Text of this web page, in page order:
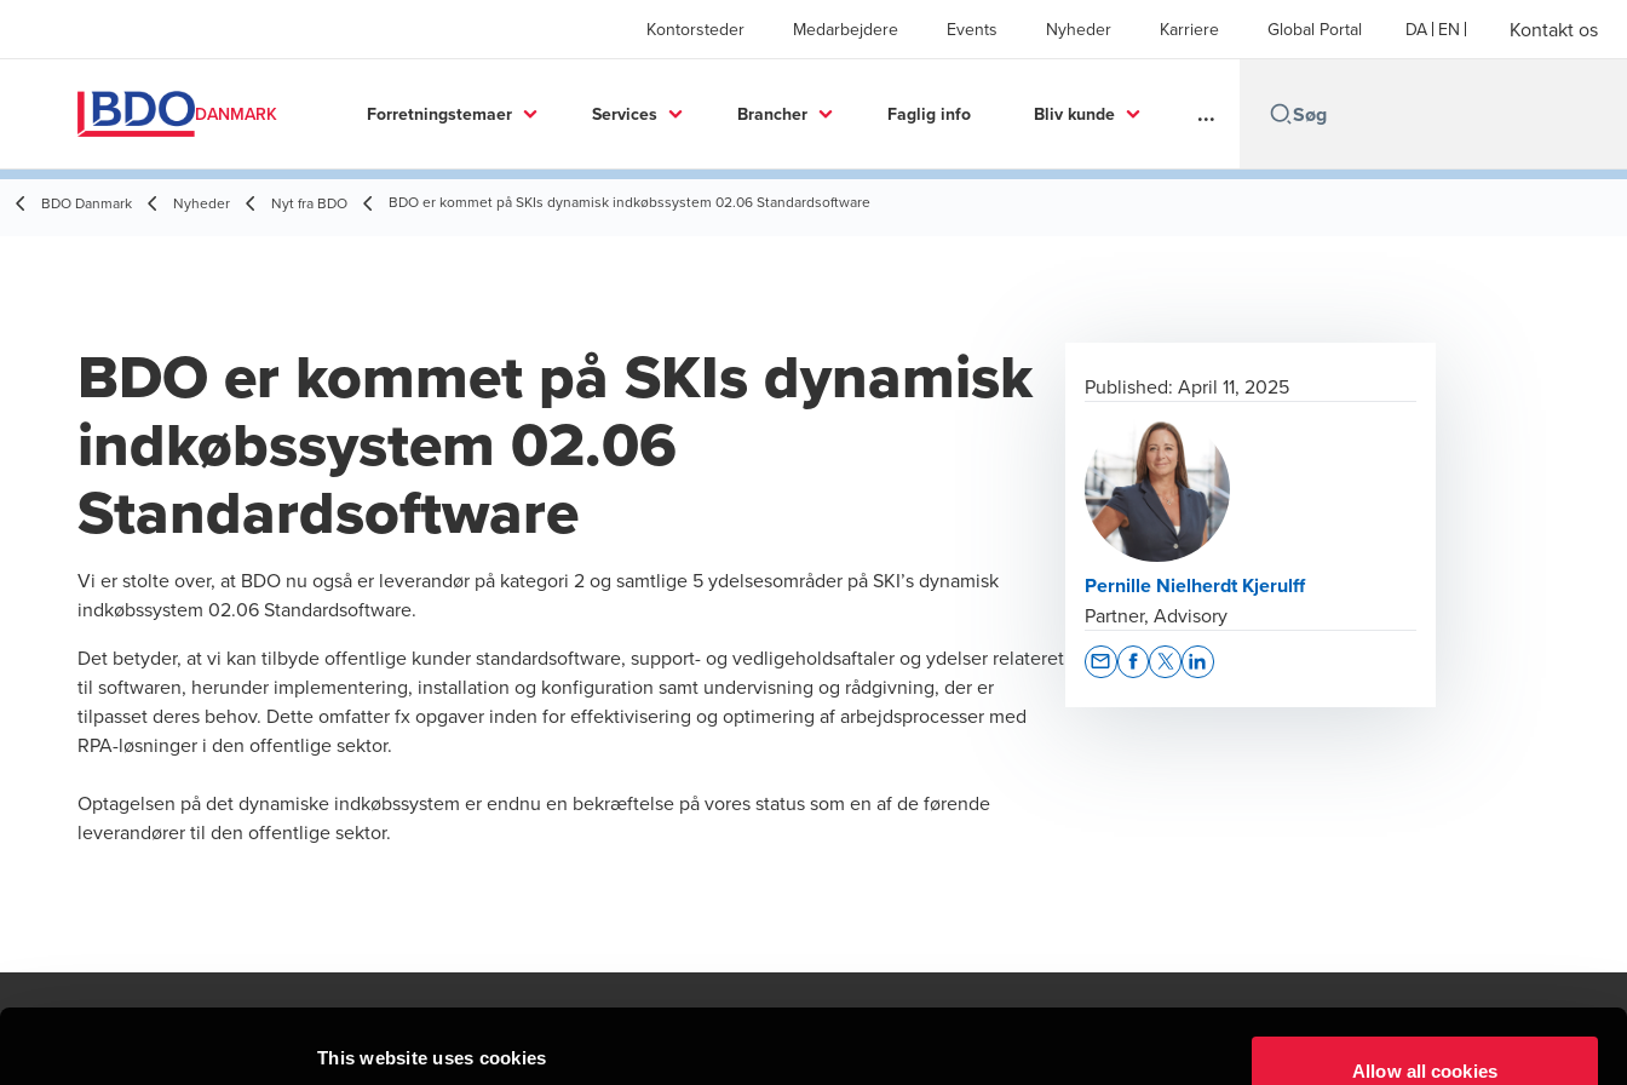
This website uses cookies
Allow all cookies
Kontorsteder Medarbejdere Events Nyheder Karriere Global Portal DA EN Kontakt os
DANMARK Forretningstemaer Services Brancher Faglig info Bliv kunde ...
BDO Danmark Nyheder Nyt fra BDO BDO er kommet på SKIs dynamisk indkøbssystem 02.06 Standardsoftware
BDO er kommet på SKIs dynamisk
indkøbssystem 02.06
Standardsoftware
Vi er stolte over, at BDO nu også er leverandør på kategori 2 og samtlige 5 ydelsesområder på SKI’s dynamisk
indkøbssystem 02.06 Standardsoftware.
Det betyder, at vi kan tilbyde offentlige kunder standardsoftware, support- og vedligeholdsaftaler og ydelser relateret
til softwaren, herunder implementering, installation og konfiguration samt undervisning og rådgivning, der er
tilpasset deres behov. Dette omfatter fx opgaver inden for effektivisering og optimering af arbejdsprocesser med
RPA-løsninger i den offentlige sektor.
Optagelsen på det dynamiske indkøbssystem er endnu en bekræftelse på vores status som en af de førende
leverandører til den offentlige sektor.
Published: April 11, 2025
Pernille Nielherdt Kjerulff
Partner, Advisory